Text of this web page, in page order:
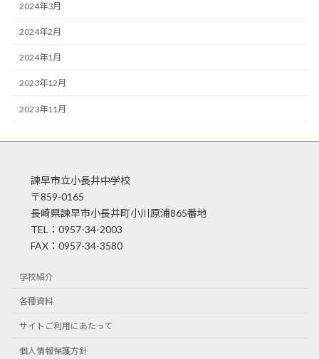
2024年3月
2024年2月
2024年1月
2023年12月
2023年11月
諫早市立小長井中学校
〒859-0165
長崎県諫早市小長井町小川原浦865番地
TEL：0957-34-2003
FAX：0957-34-3580
学校紹介
各種資料
サイトご利用にあたって
個人情報保護方針